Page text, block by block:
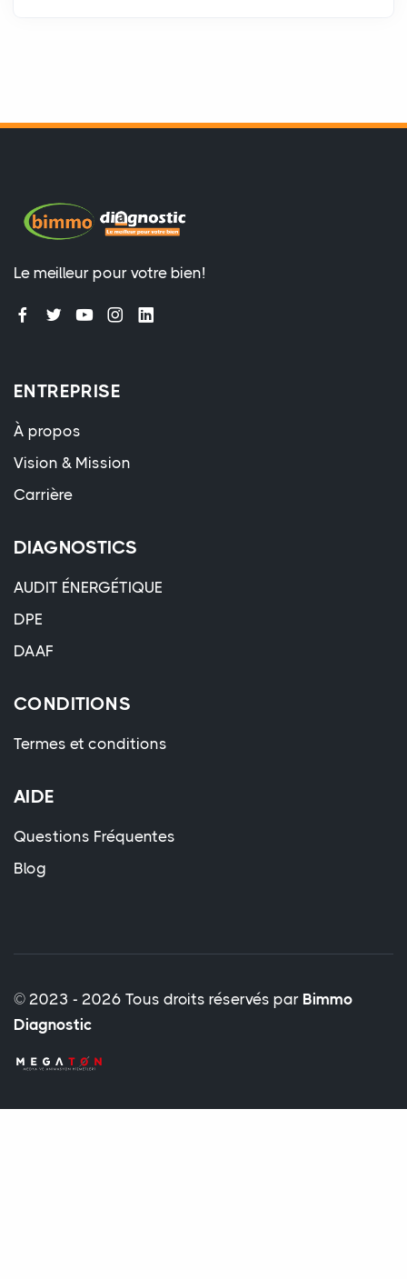
Le meilleur pour votre bien!
ENTREPRISE
À propos
Vision & Mission
Carrière
DIAGNOSTICS
AUDIT ÉNERGÉTIQUE
DPE
DAAF
CONDITIONS
Termes et conditions
AIDE
Questions Fréquentes
Blog
© 2023 - 2026 Tous droits réservés par Bimmo
Diagnostic